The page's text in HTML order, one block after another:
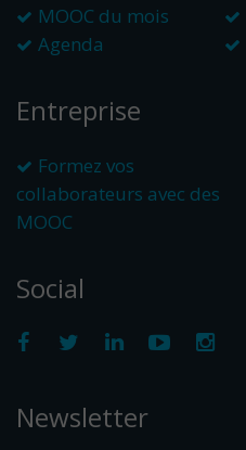
MOOC du mois
Agenda
Entreprise
Formez vos
collaborateurs avec des
MOOC
Social
Newsletter